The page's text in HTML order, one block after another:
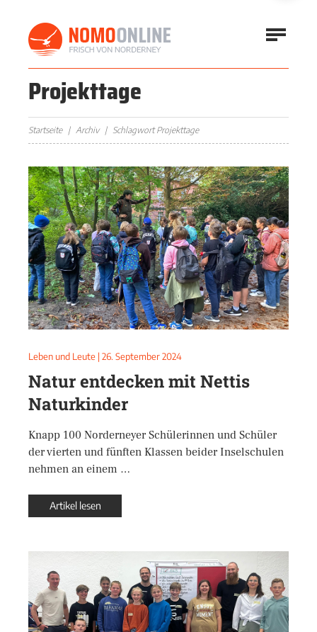
Projekttage
Startseite Archiv Schlagwort Projekttage
Leben und Leute | 26. September 2024
Natur entdecken mit Nettis
Naturkinder
Knapp 100 Norderneyer Schülerinnen und Schüler
der vierten und fünften Klassen beider Inselschulen
nehmen an einem …
Artikel lesen